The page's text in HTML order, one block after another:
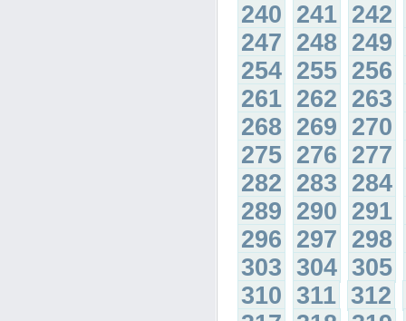
240 241 242
247 248 249
254 255 256
261 262 263
268 269 270
275 276 277
282 283 284
289 290 291
296 297 298
303 304 305
310 311 312